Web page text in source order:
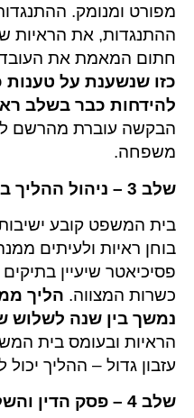
מפורט ומנומק.
ההתנגדות, את הראיות
חתום המאמת את
כזו שנשענת על טענות
להידחות כבר בשלב
הבקשה עוברת מהרשם
משפחה.
שלב 3 – ניהול ההליך בבית המשפט
בית המשפט קובע
בוחן ראיות ולעיתים
פסיכיאטר שיעיין
כשרות המצווה. הליך
נמשך בין שנה לשלוש
הראיות ובעומס בית
עזבון גדול – ההליך
שלב 4 – פסק הדין והשלכותיו